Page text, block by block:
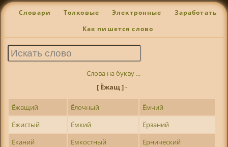
Словари Толковые Электронные Заработать
Как пишется слово
Слова на букву ...
[ Ёжащ ]-
Ёжащий Ёлочный
Ёмчий
Ёжистый
Ёмкий
Ёрзаний
Ёканий
Ёмкостный Ёрнический